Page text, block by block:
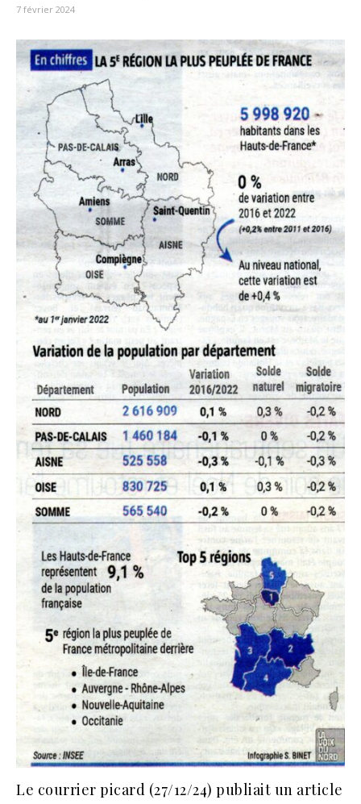
7 février 2024
Le courrier picard (27/12/24) publiait un article